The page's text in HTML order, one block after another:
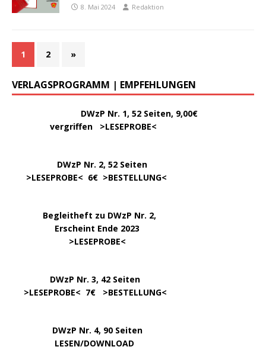
8. Mai 2024 Redaktion
1 2 »
VERLAGSPROGRAMM | EMPFEHLUNGEN
DWzP Nr. 1, 52 Seiten, 9,00€
vergriffen >LESEPROBE<
DWzP Nr. 2, 52 Seiten
>LESEPROBE< 6€ >BESTELLUNG<
Begleitheft zu DWzP Nr. 2,
Erscheint Ende 2023
>LESEPROBE<
DWzP Nr. 3, 42 Seiten
>LESEPROBE< 7€ >BESTELLUNG<
DWzP Nr. 4, 90 Seiten
LESEN/DOWNLOAD